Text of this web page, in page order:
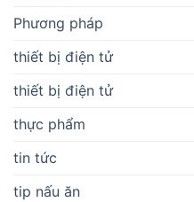
Phương pháp
thiết bị điện tử
thiết bị điện tử
thực phẩm
tin tức
tip nấu ăn